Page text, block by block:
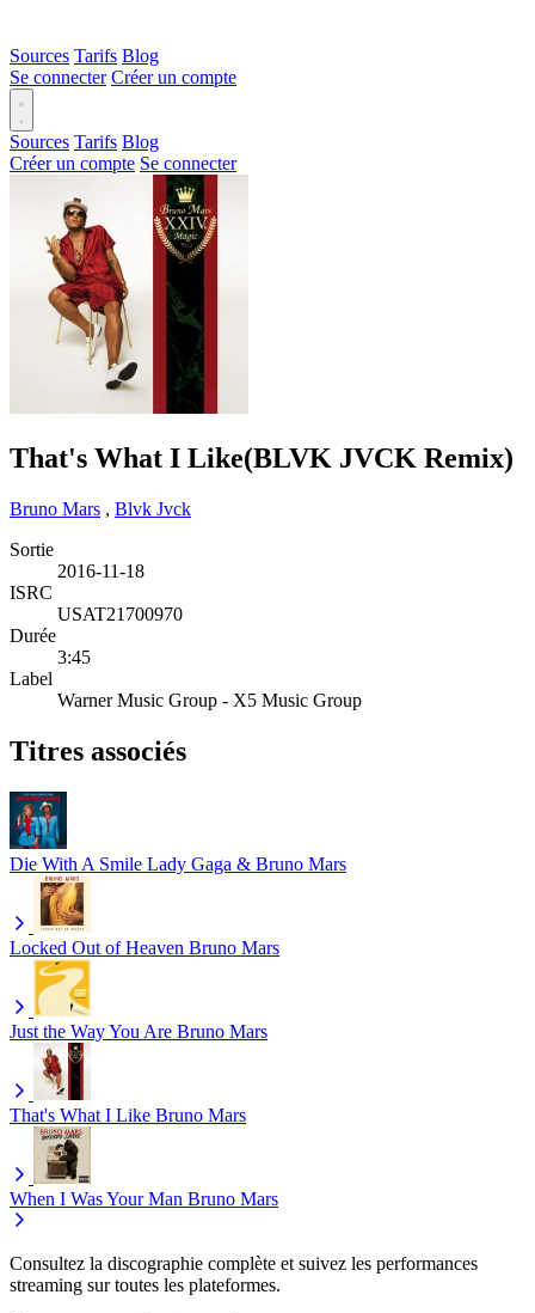
Sources Tarifs Blog
Se connecter Créer un compte
Sources Tarifs Blog
Créer un compte Se connecter
That's What I Like(BLVK JVCK Remix)
Bruno Mars , Blvk Jvck
Sortie
2016-11-18
ISRC
USAT21700970
Durée
3:45
Label
Warner Music Group - X5 Music Group
Titres associés
Die With A Smile Lady Gaga & Bruno Mars
Locked Out of Heaven Bruno Mars
Just the Way You Are Bruno Mars
That's What I Like Bruno Mars
When I Was Your Man Bruno Mars
Consultez la discographie complète et suivez les performances
streaming sur toutes les plateformes.